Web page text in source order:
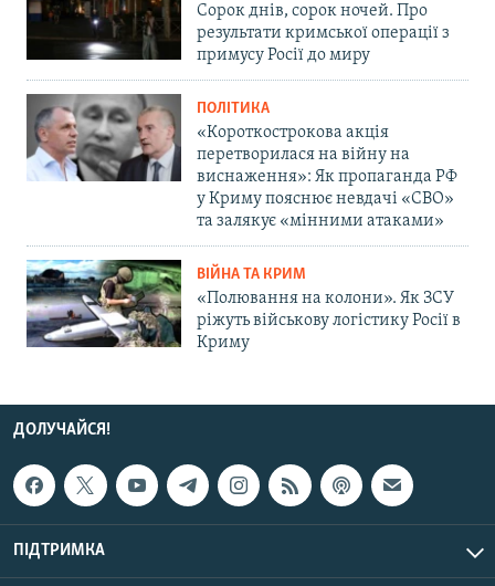
Сорок днів, сорок ночей. Про
результати кримської операції з
примусу Росії до миру
ПОЛІТИКА
«Короткострокова акція
перетворилася на війну на
виснаження»: Як пропаганда РФ
у Криму пояснює невдачі «СВО»
та залякує «мінними атаками»
ВІЙНА ТА КРИМ
«Полювання на колони». Як ЗСУ
ріжуть військову логістику Росії в
Криму
ДОЛУЧАЙСЯ!
ПІДТРИМКА